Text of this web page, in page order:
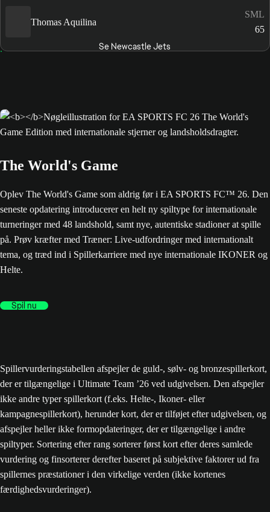
Thomas Aquilina
SML
65
Se Newcastle Jets
The World's Game
Oplev The World's Game som aldrig før i EA SPORTS FC™ 26. Den
seneste opdatering introducerer en helt ny spiltype for internationale
turneringer med 48 landshold, samt nye, autentiske stadioner at spille
på. Prøv kræfter med Træner: Live-udfordringer med internationalt
tema, og træd ind i Spillerkarriere med nye internationale IKONER og
Helte.
Spil nu
Spillervurderingstabellen afspejler de guld-, sølv- og bronzespillerkort,
der er tilgængelige i Ultimate Team ’26 ved udgivelsen. Den afspejler
ikke andre typer spillerkort (f.eks. Helte-, Ikoner- eller
kampagnespillerkort), herunder kort, der er tilføjet efter udgivelsen, og
afspejler heller ikke formopdateringer, der er tilgængelige i andre
spiltyper. Sortering efter rang sorterer først kort efter deres samlede
vurdering og finsorterer derefter baseret på subjektive faktorer ud fra
spillernes præstationer i den virkelige verden (ikke kortenes
færdighedsvurderinger).